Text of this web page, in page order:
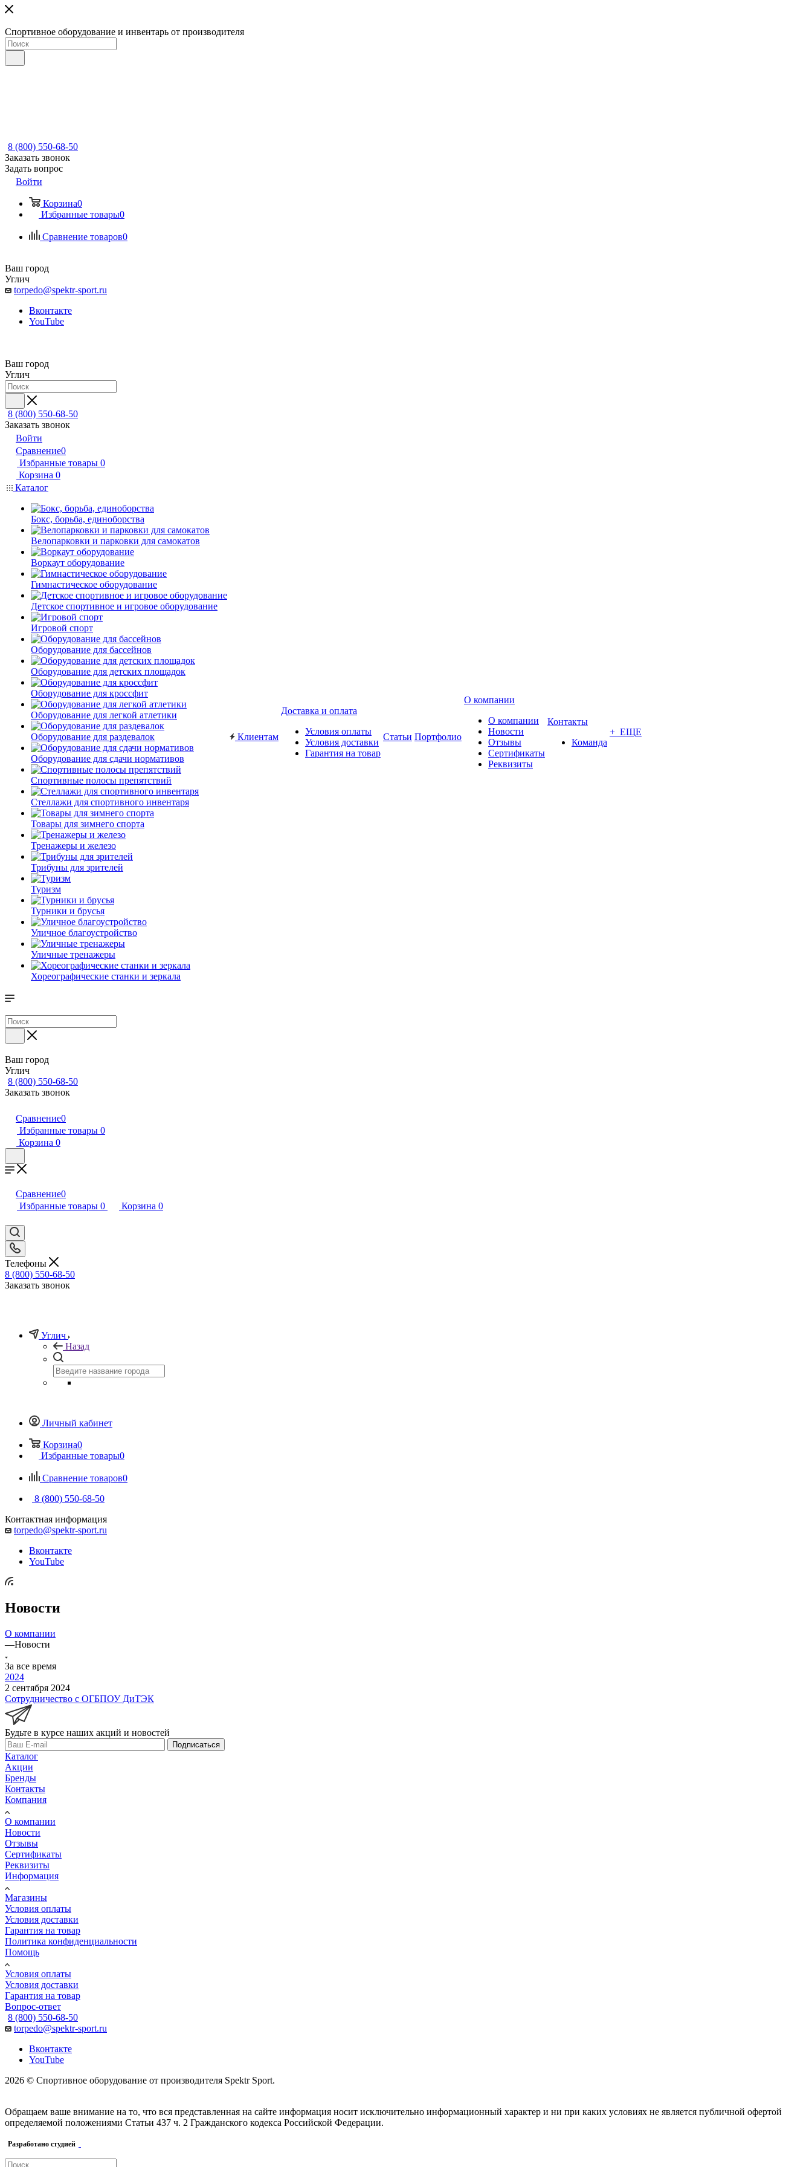
Спортивное оборудование и инвентарь от производителя
8 (800) 550-68-50
Заказать звонок
Задать вопрос
Войти
Корзина0
Избранные товары0
Сравнение товаров0
Ваш город
Углич
torpedo@spektr-sport.ru
Вконтакте
YouTube
Ваш город
Углич
8 (800) 550-68-50
Заказать звонок
Войти
Сравнение0
Избранные товары 0
Корзина 0
Каталог
Бокс, борьба, единоборства
Велопарковки и парковки для самокатов
Воркаут оборудование
Гимнастическое оборудование
Детское спортивное и игровое оборудование
Игровой спорт
Оборудование для бассейнов
Оборудование для детских площадок
Оборудование для кроссфит
Оборудование для легкой атлетики
Оборудование для раздевалок
Оборудование для сдачи нормативов
Спортивные полосы препятствий
Стеллажи для спортивного инвентаря
Товары для зимнего спорта
Тренажеры и железо
Трибуны для зрителей
Туризм
Турники и брусья
Уличное благоустройство
Уличные тренажеры
Хореографические станки и зеркала
Клиентам
Доставка и оплата
Условия оплаты
Условия доставки
Гарантия на товар
Статьи Портфолио
О компании
О компании
Новости
Отзывы
Сертификаты
Реквизиты
Контакты
Команда
+ ЕЩЕ
Ваш город
Углич
8 (800) 550-68-50
Заказать звонок
Сравнение0
Избранные товары 0
Корзина 0
Сравнение0
Избранные товары 0 Корзина 0
Телефоны
8 (800) 550-68-50
Заказать звонок
Углич
Назад
Личный кабинет
Корзина0
Избранные товары0
Сравнение товаров0
8 (800) 550-68-50
Контактная информация
torpedo@spektr-sport.ru
Вконтакте
YouTube
Новости
О компании
—Новости
За все время
2024
2 сентября 2024
Сотрудничество с ОГБПОУ ДиТЭК
Будьте в курсе наших акций и новостей
Подписаться
Каталог
Акции
Бренды
Контакты
Компания
О компании
Новости
Отзывы
Сертификаты
Реквизиты
Информация
Магазины
Условия оплаты
Условия доставки
Гарантия на товар
Политика конфиденциальности
Помощь
Условия оплаты
Условия доставки
Гарантия на товар
Вопрос-ответ
8 (800) 550-68-50
torpedo@spektr-sport.ru
Вконтакте
YouTube
2026 © Спортивное оборудование от производителя Spektr Sport.
Обращаем ваше внимание на то, что вся представленная на сайте информация носит исключительно информационный характер и ни при каких условиях не является публичной офертой
определяемой положениями Статьи 437 ч. 2 Гражданского кодекса Российской Федерации.
Разработано студией